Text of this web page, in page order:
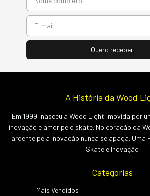
A História da Wood
Em 1999, nasceu a Wood Light, movida por
inovação e amor pelo skate. No coração da
ardente pela inovação nunca se apaga. Uma
Skate e Inovação
Categorias
Mais Vendidos